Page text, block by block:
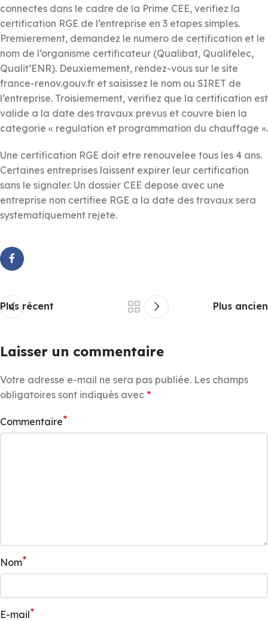
connectes dans le cadre de la Prime CEE, verifiez la
certification RGE de l’entreprise en 3 etapes simples.
Premierement, demandez le numero de certification et le
nom de l’organisme certificateur (Qualibat, Qualifelec,
Qualit’ENR). Deuxiemement, rendez-vous sur le site
france-renov.gouv.fr et saisissez le nom ou SIRET de
l’entreprise. Troisiemement, verifiez que la certification est
valide a la date des travaux prevus et couvre bien la
categorie « regulation et programmation du chauffage ».
Une certification RGE doit etre renouvelee tous les 4 ans.
Certaines entreprises laissent expirer leur certification
sans le signaler. Un dossier CEE depose avec une
entreprise non certifiee RGE a la date des travaux sera
systematiquement rejete.
Plus récent Plus ancien
Laisser un commentaire
Votre adresse e-mail ne sera pas publiée. Les champs
obligatoires sont indiqués avec *
Commentaire*
Nom*
E-mail*